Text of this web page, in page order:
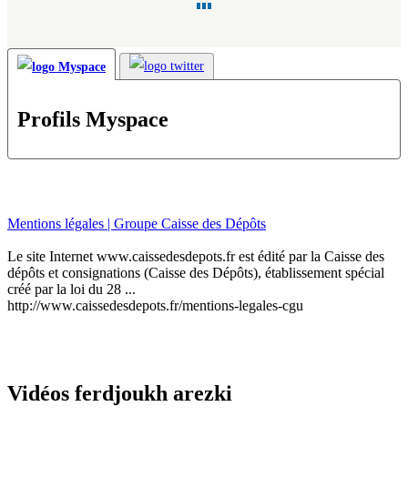
Profils Myspace
Mentions légales | Groupe Caisse des Dépôts
Le site Internet www.caissedesdepots.fr est édité par la Caisse des
dépôts et consignations (Caisse des Dépôts), établissement spécial
créé par la loi du 28 ...
http://www.caissedesdepots.fr/mentions-legales-cgu
Vidéos ferdjoukh arezki